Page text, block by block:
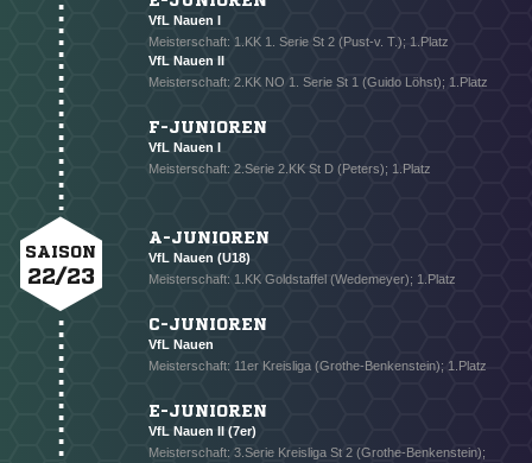
VfL Nauen I
Meisterschaft: 1.KK 1. Serie St 2 (Pust-v. T.); 1.Platz
VfL Nauen II
Meisterschaft: 2.KK NO 1. Serie St 1 (Guido Löhst); 1.Platz
F-JUNIOREN
VfL Nauen I
Meisterschaft: 2.Serie 2.KK St D (Peters); 1.Platz
SAISON
22/23
A-JUNIOREN
VfL Nauen (U18)
Meisterschaft: 1.KK Goldstaffel (Wedemeyer); 1.Platz
C-JUNIOREN
VfL Nauen
Meisterschaft: 11er Kreisliga (Grothe-Benkenstein); 1.Platz
E-JUNIOREN
VfL Nauen II (7er)
Meisterschaft: 3.Serie Kreisliga St 2 (Grothe-Benkenstein);